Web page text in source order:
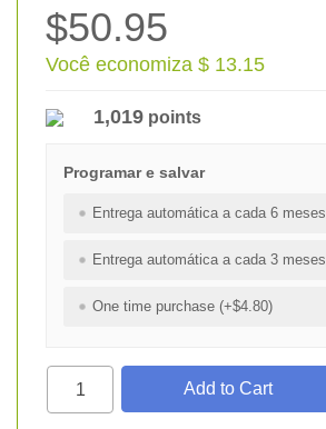
$50.95
Você economiza $ 13.15
1,019 points
Programar e salvar
Entrega automática a cada 6 meses
Entrega automática a cada 3 meses
One time purchase (+$4.80)